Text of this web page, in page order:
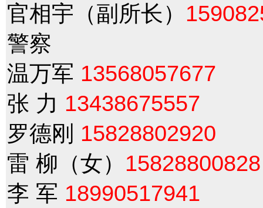
官相宇（副所长）
警察
温万军 13568057677
张 力 13438675557
罗德刚 15828802920
雷 柳（女） 15828800828
李 军 18990517941